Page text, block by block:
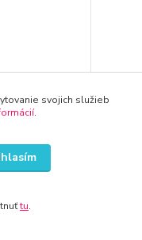
svojich služieb
.
tu.